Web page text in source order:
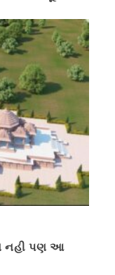
નહી પણ આ